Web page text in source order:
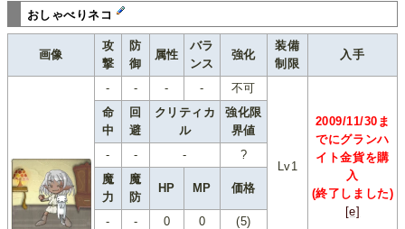
おしゃべりネコ
画像
攻
撃
防
御
属性
バラ
ンス
強化
装備
制限
入手
- - - - 不可
Lv1
2009/11/30ま
でにグランハ
イト金貨を購
入
(終了しました)
[e]
命
中
回
避
クリティカ
ル
強化限
界値
-
- -
?
魔
力
魔
防
HP MP 価格
- - 0 0
(5)